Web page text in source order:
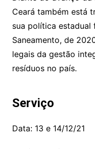
Ceará também está
sua política
Saneamento, de
legais da gestão
resíduos no país.
Serviço
Data: 13 e 14/12/21